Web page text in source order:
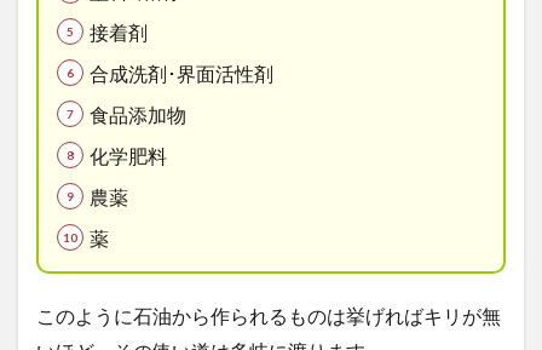
接着剤
合成洗剤･界面活性剤
食品添加物
化学肥料
農薬
薬
このように石油から作られるものは挙げればキリが無